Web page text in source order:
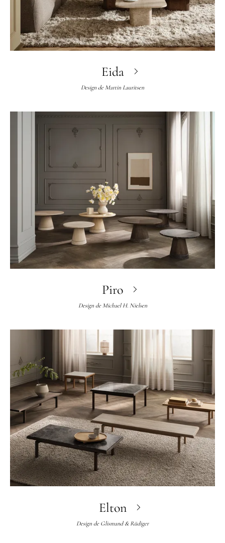
Eida
Design de Martin Lauritsen
Piro
Design de Michael H. Nielsen
Elton
Design de Glismand & Rüdiger